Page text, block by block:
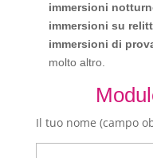
immersioni
immersioni su
immersioni di
molto altro.
Il tuo nome (campo